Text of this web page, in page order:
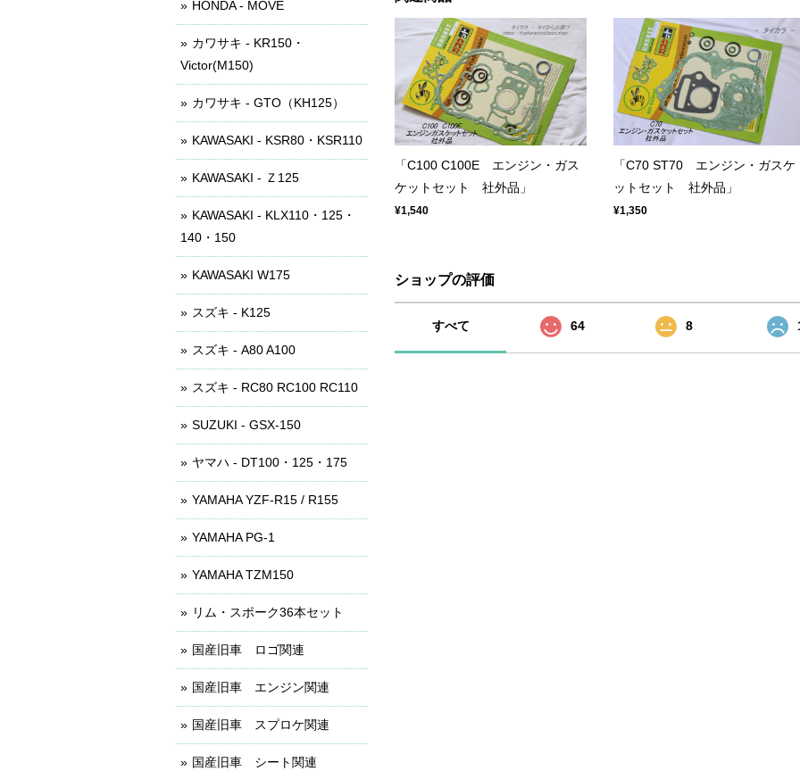
「C100 C100E エンジン・ガス
ケットセット 社外品」
¥1,540
「C70 ST70 エンジン・ガスケ
ットセット 社外品」
¥1,350
ショップの評価
すべて 64 8
HONDA - MOVE
カワサキ - KR150・
Victor(M150)
カワサキ - GTO（KH125）
KAWASAKI - KSR80・KSR110
KAWASAKI - Ｚ125
KAWASAKI - KLX110・125・
140・150
KAWASAKI W175
スズキ - K125
スズキ - A80 A100
スズキ - RC80 RC100 RC110
SUZUKI - GSX-150
ヤマハ - DT100・125・175
YAMAHA YZF-R15 / R155
YAMAHA PG-1
YAMAHA TZM150
リム・スポーク36本セット
国産旧車 ロゴ関連
国産旧車 エンジン関連
国産旧車 スプロケ関連
国産旧車 シート関連